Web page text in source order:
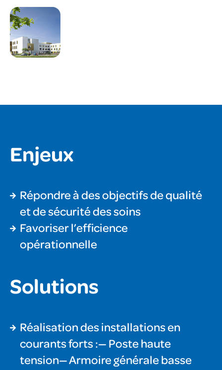
Enjeux
Répondre à des objectifs de qualité
et de sécurité des soins
Favoriser l’efficience
opérationnelle
Solutions
Réalisation des installations en
courants forts :— Poste haute
tension— Armoire générale basse